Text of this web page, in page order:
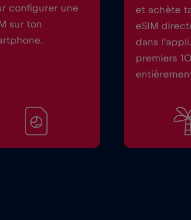
configurer une
sur ton
et achète
eSIM
dans
premiers